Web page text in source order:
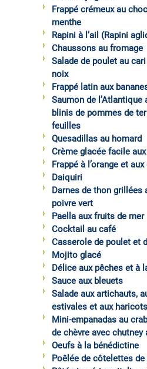
Frappé crémeux au
menthe
Rapini à l’ail (Rapini
Chaussons au fromage
Salade de poulet au
noix
Frappé latin aux
Saumon de l’Atlantique
blinis de pommes de
feuilles
Quesadillas au homard
Crème glacée facile
Frappé à l’orange et
Daiquiri
Darnes de thon grillées
poivre vert
Paella aux fruits de mer
Cocktail au café
Casserole de poulet et
Mojito glacé
Délice aux pêches et à
Sauce aux bleuets
Salade aux artichauts,
estivales et aux
Mini-empanadas au
de chèvre avec chutney
Oeufs à la bénédictine
Poêlée de côtelettes de